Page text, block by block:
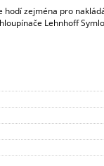
zejména pro
Lehnhoff